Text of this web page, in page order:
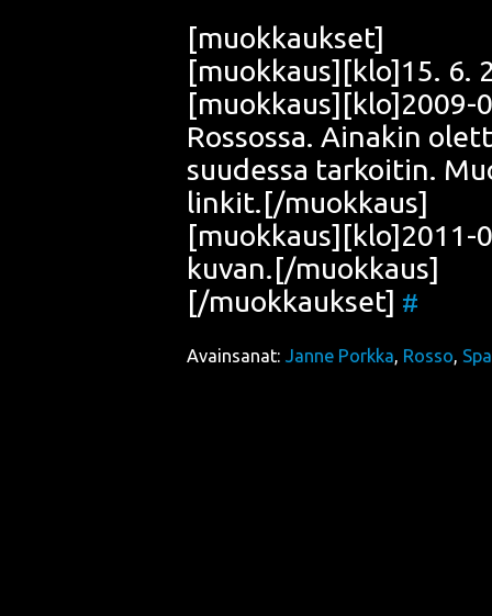
[muok­kauk­set]
[muokkaus][klo]15. 6.
[muokkaus][klo]2009-
Ros­sos­sa. Aina­kin
suu­des­sa tar­koi­tin.
linkit.[/muokkaus]
[muokkaus][klo]2011-
kuvan.[/muokkaus]
[/muokkaukset] #
Avainsanat: Janne Porkka, Rosso,